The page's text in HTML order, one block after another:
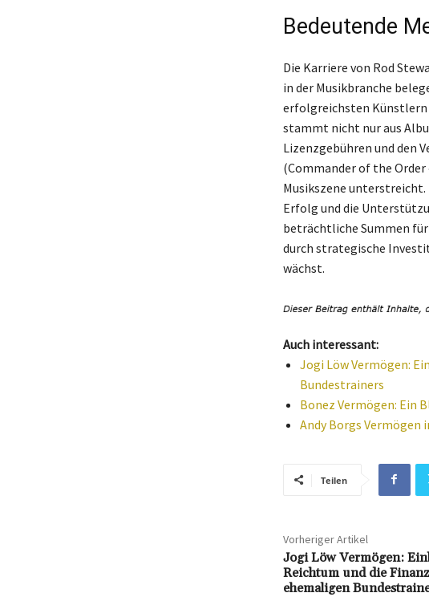
Bedeutende
Die Karriere von Rod
in der Musikbranche
erfolgreichsten Künstlern
stammt nicht nur aus
Lizenzgebühren und den
(Commander of the
Musikszene
Erfolg und die
beträchtliche Summen
durch strategische
wächst.
Auch interessant:
Jogi Löw Vermögen:
Bundestrainers
Bonez Vermögen: Ein
Andy Borgs Vermögen
Teilen
Vorheriger Artikel
Jogi Löw Vermögen:
Reichtum und die
ehemaligen